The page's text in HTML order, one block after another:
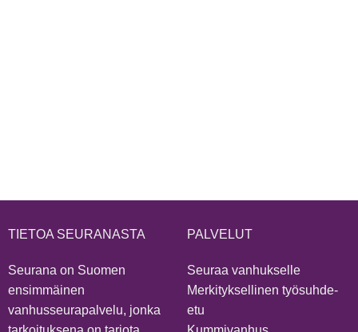
TIETOA SEURANASTA
Seurana on Suomen
ensimmäinen
vanhusseurapalvelu, jonka
PALVELUT
Seuraa vanhukselle
Merkityksellinen työsuhde-
etu